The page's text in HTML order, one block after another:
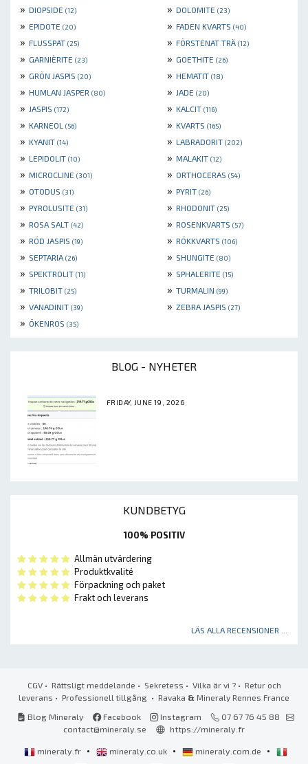
» DIOPSIDE (12) » DOLOMITE (23)
» EPIDOTE (20) » FADEN KVARTS (40)
» FLUSSPAT (25) » FÖRSTENAT TRÄ (12)
» GARNIÈRITE (23) » GOETHITE (26)
» GRÖN JASPIS (20) » HEMATIT (18)
» HUMLAN JASPER (80) » JADE (20)
» JASPIS (172) » KALCIT (116)
» KARNEOL (56) » KVARTS (165)
» KYANIT (14) » LABRADORIT (202)
» LEPIDOLIT (10) » MALAKIT (12)
» MICROCLINE (301) » ORTHOCERAS (54)
» OTODUS (31) » PYRIT (26)
» PYROLUSITE (31) » RHODONIT (25)
» ROSA SALT (42) » ROSENKVARTS (57)
» RÖD JASPIS (19) » RÖKKVARTS (106)
» SEPTARIA (26) » SHUNGITE (80)
» SPEKTROLIT (11) » SPHALERITE (15)
» TRILOBIT (25) » TURMALIN (99)
» VANADINIT (39) » ZEBRA JASPIS (27)
» ÖKENROS (35)
BLOG - NYHETER
FRIDAY, JUNE 19, 2026
KUNDBETYG
100% POSITIV
Allmän utvärdering
Produktkvalité
Förpackning och paket
Frakt och leverans
LÄS ALLA RECENSIONER ...
CGV• Rättsligt meddelande • Sekretess • Vilka är vi ?• Retur och
leverans • Professionell tillgång • Ravaka & Mineraly Rennes France
Blog Mineraly
Facebook Instagram
07 67 76 45 88
contact@mineraly.se
https://mineraly.fr
mineraly.fr • mineraly.co.uk • mineraly.com.de •